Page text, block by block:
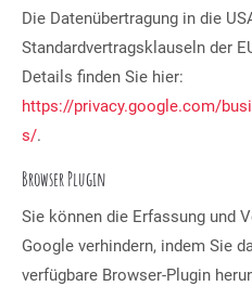
Die Datenübertragung in die
Standardvertragsklauseln der
Details finden Sie hier:
https://privacy.google.com/
s/.
Browser Plugin
Sie können die Erfassung und
Google verhindern, indem Sie
verfügbare Browser-Plugin